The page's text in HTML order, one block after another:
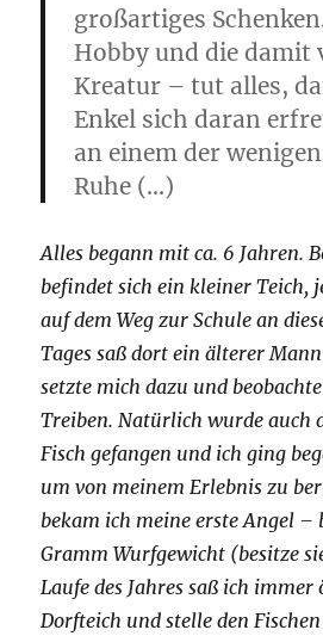
großartiges
Hobby und die damit
Kreatur – tut alles,
Enkel sich daran
an einem der
Ruhe (…)
Alles begann mit ca. 6 Jahren.
befindet sich ein kleiner Teich,
auf dem Weg zur Schule an
Tages saß dort ein älterer
setzte mich dazu und
Treiben. Natürlich wurde auch
Fisch gefangen und ich ging
um von meinem Erlebnis zu
bekam ich meine erste Angel –
Gramm Wurfgewicht (besitze
Laufe des Jahres saß ich
Dorfteich und stelle den